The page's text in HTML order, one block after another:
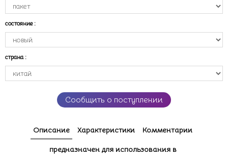
состояние :
страна :
Сообщить о поступлении
Описание Характеристики Комментарии
предназначен для использования в